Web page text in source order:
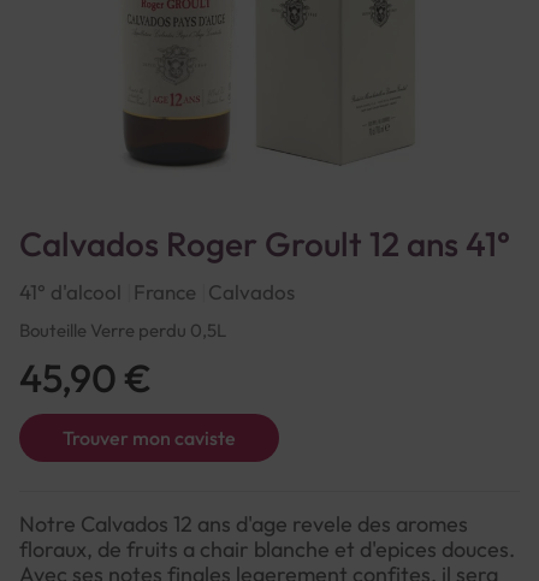
Calvados Roger Groult 12 ans 41°
41° d'alcool France Calvados
Bouteille Verre perdu 0,5L
Trouver mon caviste
45,90 €
Notre Calvados 12 ans d'age revele des aromes
floraux, de fruits a chair blanche et d'epices douces.
Avec ses notes finales legerement confites, il sera